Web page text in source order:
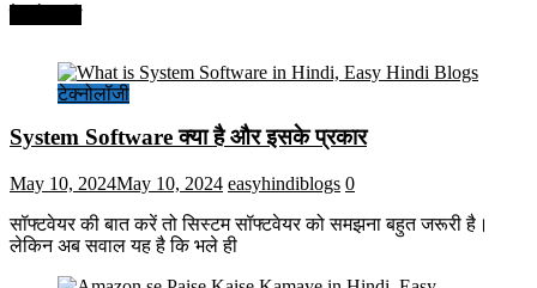
टेक्नोलॉजी
System Software क्या है और इसके प्रकार
May 10, 2024May 10, 2024 easyhindiblogs 0
सॉफ्टवेयर की बात करें तो सिस्टम सॉफ्टवेयर को समझना बहुत जरूरी है।
लेकिन अब सवाल यह है कि भले ही